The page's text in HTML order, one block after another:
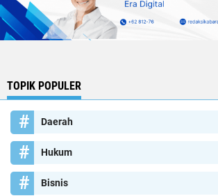
TOPIK POPULER
Daerah
Hukum
Bisnis